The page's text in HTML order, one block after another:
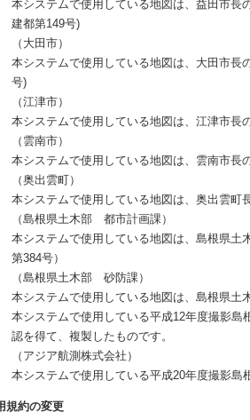
本システムで使用している地図は、益田市長
建都第149号)
（大田市）
本システムで使用している地図は、大田市長
号)
（江津市）
本システムで使用している地図は、江津市長
（雲南市）
本システムで使用している地図は、雲南市長
（奥出雲町）
本システムで使用している地図は、奥出雲町
（島根県土木部 都市計画課）
本システムで使用している地図は、島根県土
第384号）
（島根県土木部 砂防課）
本システムで使用している地図は、島根県土
本システムで使用している平成12年度撮影
認を得て、複製したものです。
（アジア航測株式会社）
本システムで使用している平成20年度撮影島
規約の変更